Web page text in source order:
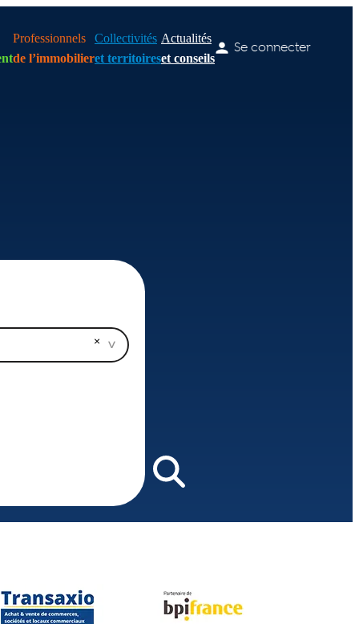
Professionnels
de l’immobilier
Collectivités
et territoires
Actualités
et conseils
Se connecter